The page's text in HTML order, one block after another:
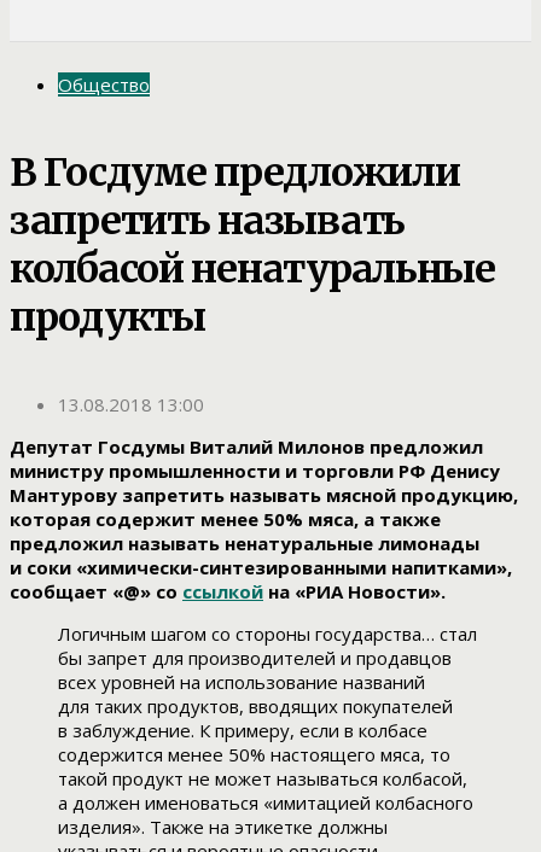
Общество
В Госдуме предложили
запретить называть
колбасой ненатуральные
продукты
13.08.2018 13:00
Депутат Госдумы Виталий Милонов предложил
министру промышленности и торговли РФ Денису
Мантурову запретить называть мясной продукцию,
которая содержит менее 50% мяса, а также
предложил называть ненатуральные лимонады
и соки «химически-синтезированными напитками»,
сообщает «@» со ссылкой на «РИА Новости».
Логичным шагом со стороны государства… стал
бы запрет для производителей и продавцов
всех уровней на использование названий
для таких продуктов, вводящих покупателей
в заблуждение. К примеру, если в колбасе
содержится менее 50% настоящего мяса, то
такой продукт не может называться колбасой,
а должен именоваться «имитацией колбасного
изделия». Также на этикетке должны